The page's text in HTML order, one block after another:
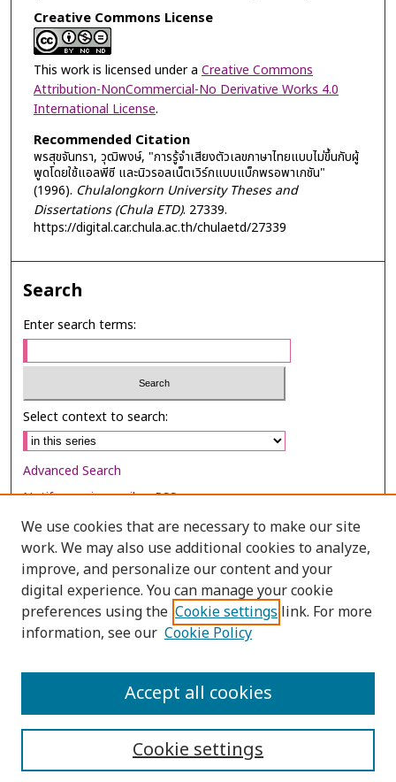
Creative Commons License
This work is licensed under a Creative Commons
Attribution-NonCommercial-No Derivative Works 4.0
International License.
Recommended Citation
พรสุขจันทรา, วุฒิพงษ์, "การรู้จำเสียงตัวเลขภาษาไทยแบบไม่ขึ้นกับผู้
พูดโดยใช้แอลพีซี และนิวรอลเน็ตเวิร์กแบบแบ็กพรอพาเกชัน"
(1996). Chulalongkorn University Theses and
Dissertations (Chula ETD). 27339.
https://digital.car.chula.ac.th/chulaetd/27339
Search
Enter search terms:
Select context to search:
Advanced Search
Notify me via email orRSS
Browse
Collections
Disciplines
Authors
We use cookies that are necessary to make our site
work. We may also use additional cookies to analyze,
improve, and personalize our content and your
digital experience. You can manage your cookie
preferences using the Cookie settings link. For more
information, see our Cookie Policy
Cookie settings
Accept all cookies